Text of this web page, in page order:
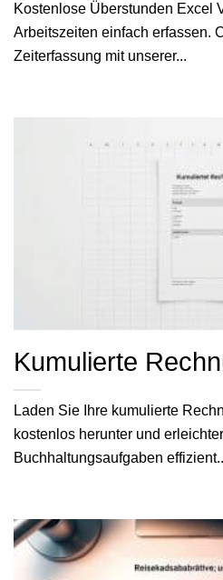
Kostenlose Überstunden Excel
Arbeitszeiten einfach erfassen.
Zeiterfassung mit unserer...
Kumulierte
Laden Sie Ihre kumulierte
kostenlos herunter und
Buchhaltungsaufgaben